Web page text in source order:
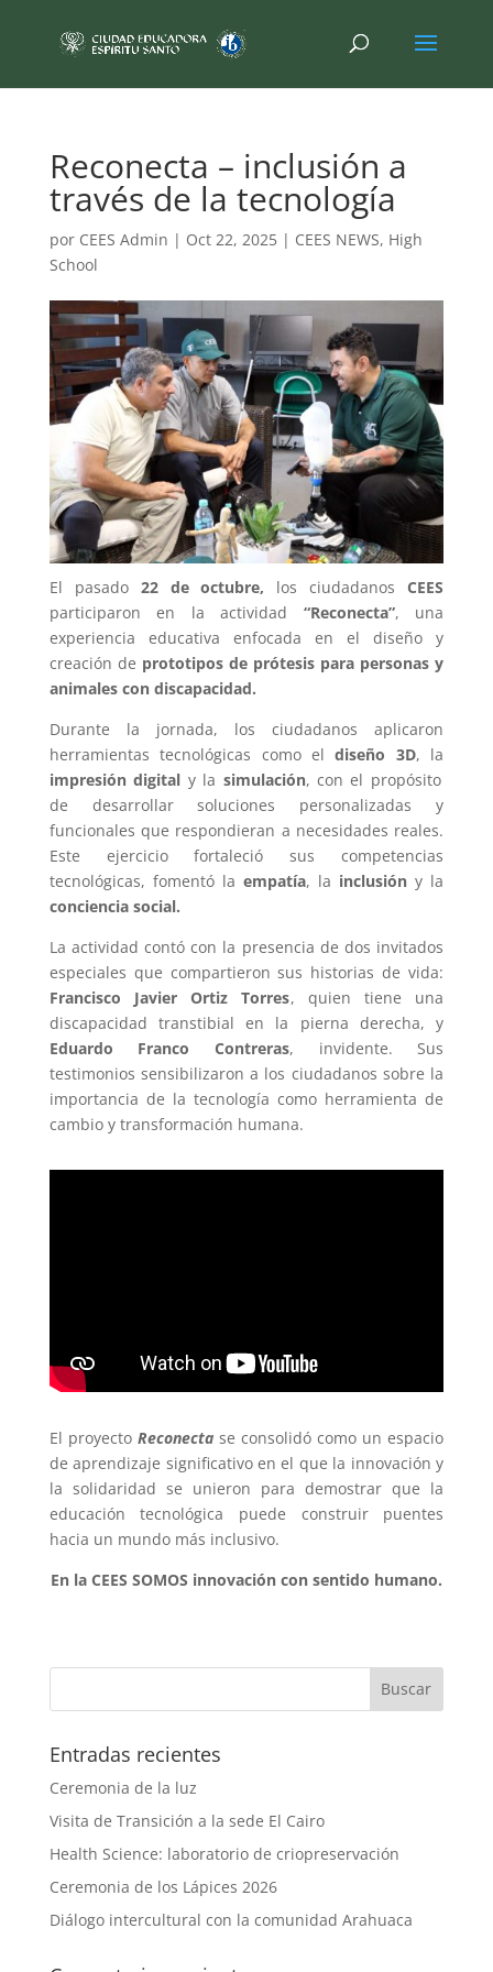
Reconecta – inclusión a
través de la tecnología
por CEES Admin | Oct 22, 2025| CEES NEWS, High
School
El pasado 22 de octubre, los ciudadanosCEES
participaron en la actividad “Reconecta”, una
experiencia educativa enfocada en el diseño y
creación de prototipos de prótesis para personas y
animales con discapacidad.
Durante la jornada, los ciudadanos aplicaron
herramientas tecnológicas como eldiseño 3D, la
impresión digital y la simulación, con el propósito
de desarrollar soluciones personalizadas y
funcionales que respondieran a necesidades reales.
Este ejercicio fortaleció sus competencias
tecnológicas, fomentó la empatía, la inclusión y la
conciencia social.
La actividad contó con la presencia de dos invitados
especiales que compartieron sus historias de vida:
Francisco Javier Ortiz Torres, quien tiene una
discapacidad transtibial en la pierna derecha, y
Eduardo Franco Contreras, invidente. Sus
testimonios sensibilizaron a los ciudadanos sobre la
importancia de la tecnología como herramienta de
cambio y transformación humana.
El proyecto Reconectase consolidó como un espacio
de aprendizaje significativo en el que la innovación y
la solidaridad se unieron para demostrar que la
educación tecnológica puede construir puentes
hacia un mundo más inclusivo.
En la CEES SOMOS innovación con sentido humano.
Entradas recientes
Ceremonia de la luz
Visita de Transición a la sede El Cairo
Health Science: laboratorio de criopreservación
Ceremonia de los Lápices 2026
Diálogo intercultural con la comunidad Arahuaca